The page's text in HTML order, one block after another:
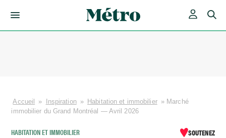
Accueil » Inspiration » Habitation et immobilier » Marché
immobilier du Grand Montréal — Avril 2026
HABITATION ET IMMOBILIER SOUTENEZ